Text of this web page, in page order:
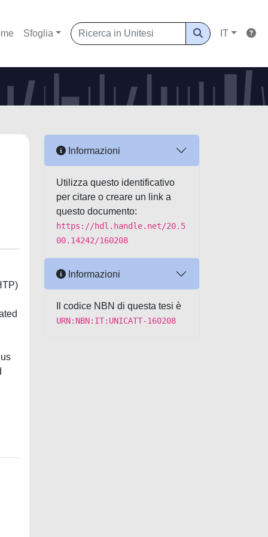
Sfoglia IT
Informazioni
Utilizza questo identificativo
per citare o creare un link a
questo documento:
https://hdl.handle.net/20.5
00.14242/160208
Informazioni
Il codice NBN di questa tesi è
URN:NBN:IT:UNICATT-160208